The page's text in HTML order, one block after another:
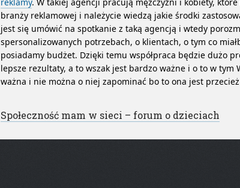
branży reklamowej i należycie wiedzą jakie środki
jest się umówić na spotkanie z taką agencją i wtedy
spersonalizowanych potrzebach, o klientach, o tym co
posiadamy budżet. Dzięki temu współpraca będzie dużo
lepsze rezultaty, a to wszak jest bardzo ważne i o to w tym
ważna i nie można o niej zapominać bo to ona jest
Post navigation
←
Społeczność mam w sieci – forum o dzieciach